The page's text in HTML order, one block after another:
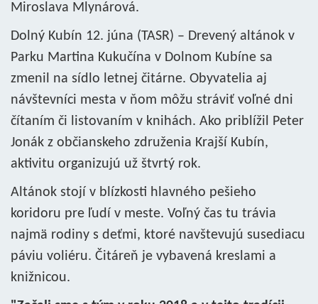
Miroslava Mlynárová.
Dolný Kubín 12. júna (TASR) – Drevený altánok v
Parku Martina Kukučína v Dolnom Kubíne sa
zmenil na sídlo letnej čitárne. Obyvatelia aj
návštevníci mesta v ňom môžu stráviť voľné dni
čítaním či listovaním v knihách. Ako priblížil Peter
Jonák z občianskeho združenia Krajší Kubín,
aktivitu organizujú už štvrtý rok.
Altánok stojí v blízkosti hlavného pešieho
koridoru pre ľudí v meste. Voľný čas tu trávia
najmä rodiny s deťmi, ktoré navštevujú susediacu
páviu voliéru. Čitáreň je vybavená kreslami a
knižnicou.